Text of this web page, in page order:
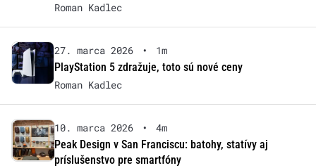
Roman Kadlec
27. marca 2026 •
1m
PlayStation 5 zdražuje, toto sú nové ceny
Roman Kadlec
10. marca 2026 •
4m
Peak Design v San Franciscu: batohy, statívy aj
príslušenstvo pre smartfóny